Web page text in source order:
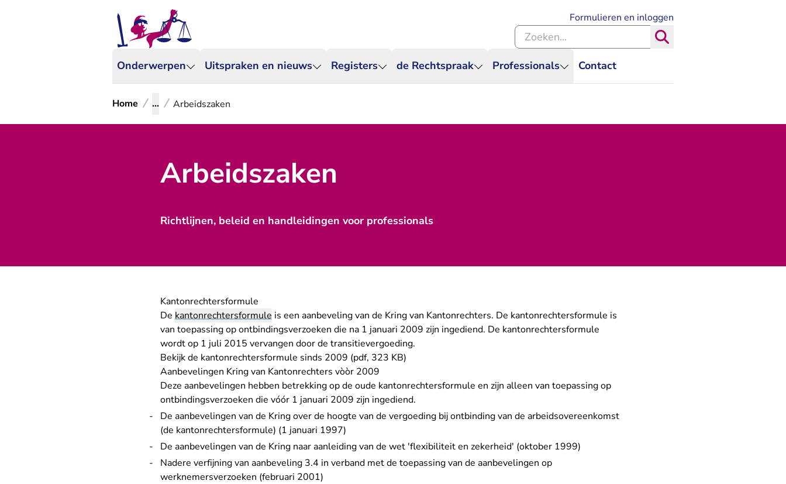
Onderwerpen Uitspraken en nieuws Registers de Rechtspraak Professionals Contact
Formulieren en inloggen
Zoeken binnen de Rechtspraak
Home ... Arbeidszaken
Arbeidszaken
Richtlijnen, beleid en handleidingen voor professionals
Kantonrechtersformule
De kantonrechtersformule is een aanbeveling van de Kring van Kantonrechters. De kantonrechtersformule is
van toepassing op ontbindingsverzoeken die na 1 januari 2009 zijn ingediend. De kantonrechtersformule
wordt op 1 juli 2015 vervangen door de transitievergoeding.
Bekijk de kantonrechtersformule sinds 2009 (pdf, 323 KB)
Aanbevelingen Kring van Kantonrechters vòòr 2009
Deze aanbevelingen hebben betrekking op de oude kantonrechtersformule en zijn alleen van toepassing op
ontbindingsverzoeken die vóór 1 januari 2009 zijn ingediend.
De aanbevelingen van de Kring over de hoogte van de vergoeding bij ontbinding van de arbeidsovereenkomst
(de kantonrechtersformule) (1 januari 1997)
De aanbevelingen van de Kring naar aanleiding van de wet 'flexibiliteit en zekerheid' (oktober 1999)
Nadere verfijning van aanbeveling 3.4 in verband met de toepassing van de aanbevelingen op
werknemersverzoeken (februari 2001)